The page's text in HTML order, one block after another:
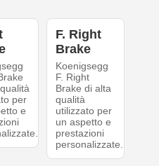
per
e
F. Right
Brake
Koenigsegg
F. Right
Brake di alta
qualità
utilizzato per
un aspetto e
prestazioni
personalizzate.